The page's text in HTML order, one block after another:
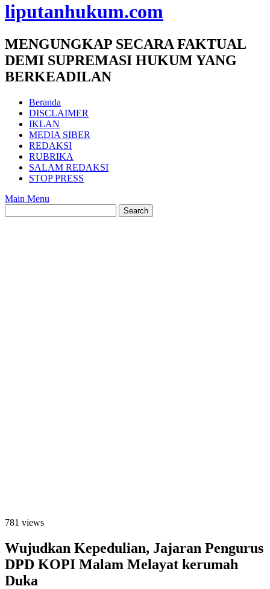
liputanhukum.com
MENGUNGKAP SECARA FAKTUAL
DEMI SUPREMASI HUKUM YANG
BERKEADILAN
Beranda
DISCLAIMER
IKLAN
MEDIA SIBER
REDAKSI
RUBRIKA
SALAM REDAKSI
STOP PRESS
Main Menu
781 views
Wujudkan Kepedulian, Jajaran Pengurus
DPD KOPI Malam Melayat kerumah
Duka